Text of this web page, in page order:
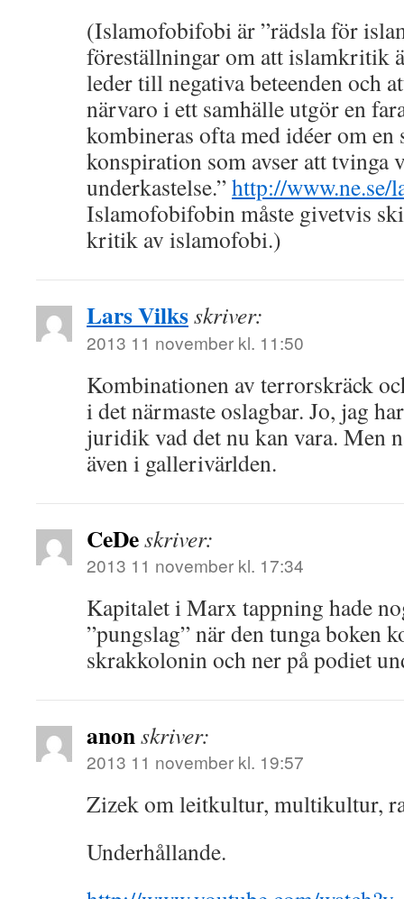
(Islamofobifobi är ”rädsla för
föreställningar om att islamkritik
leder till negativa beteenden och
närvaro i ett samhälle utgör en
kombineras ofta med idéer om
konspiration som avser att tvinga
underkastelse.”http://www.ne.se/
Islamofobifobin måste givetvis
kritik av islamofobi.)
Lars Vilksskriver:
2013 11 november kl. 11:50
Kombinationen av terrorskräck
i det närmaste oslagbar. Jo, jag
juridik vad det nu kan vara. Men
även i gallerivärlden.
CeDeskriver:
2013 11 november kl. 17:34
Kapitalet i Marx tappning hade
”pungslag” när den tunga boken
skrakkolonin och ner på podiet
anonskriver:
2013 11 november kl. 19:57
Zizek om leitkultur, multikultur,
Underhållande.